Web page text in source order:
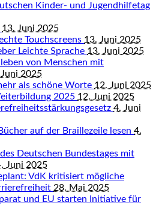
Kinder- und Jugendhilfetag
13. Juni 2025
Touchscreens 13. Juni 2025
Leichte Sprache 13. Juni 2025
von Menschen mit
2025
als schöne Worte 12. Juni 2025
2025 12. Juni 2025
4. Juni
auf der Braillezeile lesen 4.
Deutschen Bundestages mit
Juni 2025
VdK kritisiert mögliche
28. Mai 2025
und EU starten Initiative für